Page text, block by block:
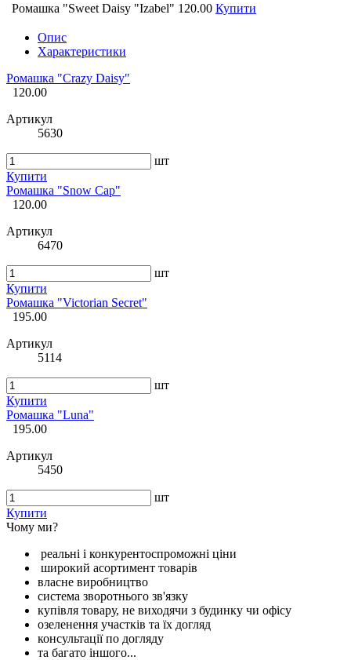
Ромашка "Sweet Daisy "Izabel" 120.00 Купити
Опис
Характеристики
Ромашка "Crazy Daisy"
120.00
Артикул
5630
шт
Купити
Ромашка "Snow Cap"
120.00
Артикул
6470
шт
Купити
Ромашка "Victorian Secret"
195.00
Артикул
5114
шт
Купити
Ромашка "Luna"
195.00
Артикул
5450
шт
Купити
Чому ми?
реальні і конкурентоспроможні ціни
широкий асортимент товарів
власне виробництво
система зворотнього зв'язку
купівля товару, не виходячи з будинку чи офісу
озеленення участків та їх догляд
консультації по догляду
та багато іншого...